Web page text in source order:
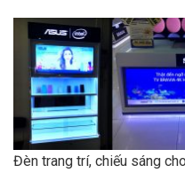
Đèn trang trí, chiếu sáng